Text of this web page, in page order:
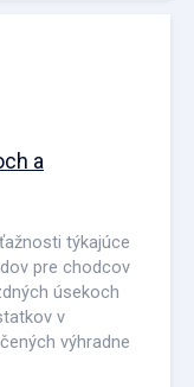
a
týkajúce
pre chodcov
úsekoch
v
výhradne